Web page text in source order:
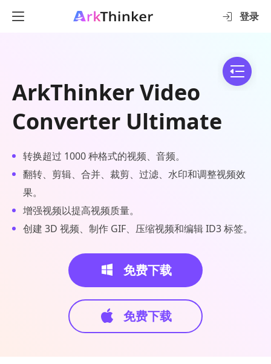
登录
ArkThinker Video
Converter Ultimate
转换超过 1000 种格式的视频、音频。
翻转、剪辑、合并、裁剪、过滤、水印和调整视频效
果。
增强视频以提高视频质量。
创建 3D 视频、制作 GIF、压缩视频和编辑 ID3 标签。
免费下载
免费下载